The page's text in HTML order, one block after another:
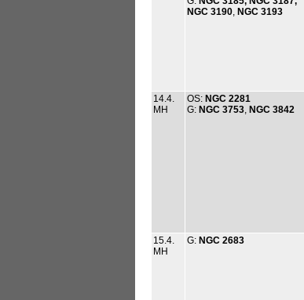
NGC 3190 NGC 3193
14.4.
MH
OS: NGC 2281
G: NGC 3753 NGC 3842
15.4.
MH
G: NGC 2683